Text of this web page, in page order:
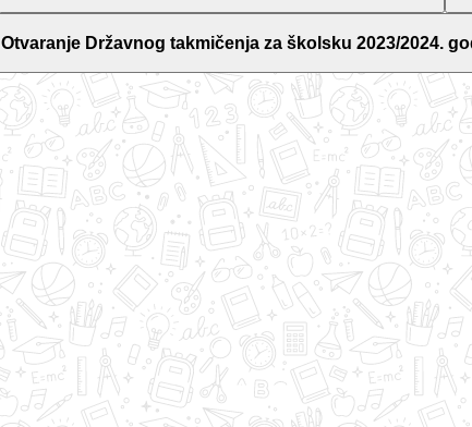
Otvaranje Državnog takmičenja za školsku 2023/2024.